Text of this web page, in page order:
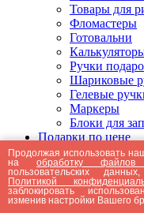
Товары для
Фломастеры
Готовальни
Ручки
Шариковые
Гелевые
Маркеры
Блоки для
Подарки по цене
Подарки от
Подарки до
Подарки до
Подарки до
Подарки до
Продолжая использовать
наобработку
пользовательских
Политикой
заблокировать
изменив настройки Вашего